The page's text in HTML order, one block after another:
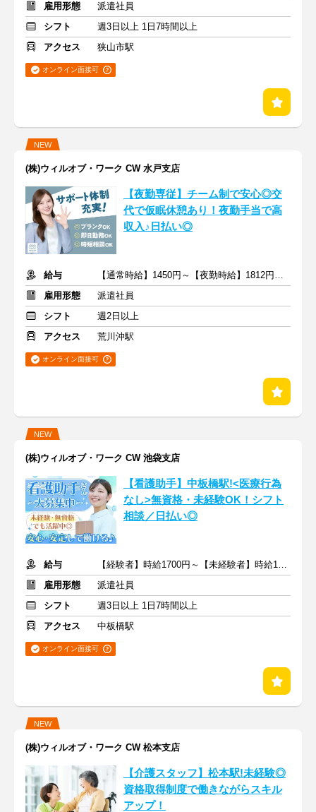
雇用形態
派遣社員
シフト
週3日以上 1日7時間以上
アクセス
狭山市駅
オンライン面接可
NEW
(株)ウィルオブ・ワーク CW 水戸支店
【夜勤専従】チーム制で安心◎交
代で仮眠休憩あり！夜勤手当で高
収入♪日払い◎
給与
【通常時給】1450円～【夜勤時給】1812円～ ＋交通費
雇用形態
派遣社員
シフト
週2日以上
アクセス
荒川沖駅
オンライン面接可
NEW
(株)ウィルオブ・ワーク CW 池袋支店
【看護助手】中板橋駅!<医療行為
なし>無資格・未経験OK！シフト
相談／日払い◎
給与
【経験者】時給1700円～【未経験者】時給1500円～ ＋交通費
雇用形態
派遣社員
シフト
週3日以上 1日7時間以上
アクセス
中板橋駅
オンライン面接可
NEW
(株)ウィルオブ・ワーク CW 松本支店
【介護スタッフ】松本駅!未経験◎
資格取得制度で働きながらスキル
アップ！